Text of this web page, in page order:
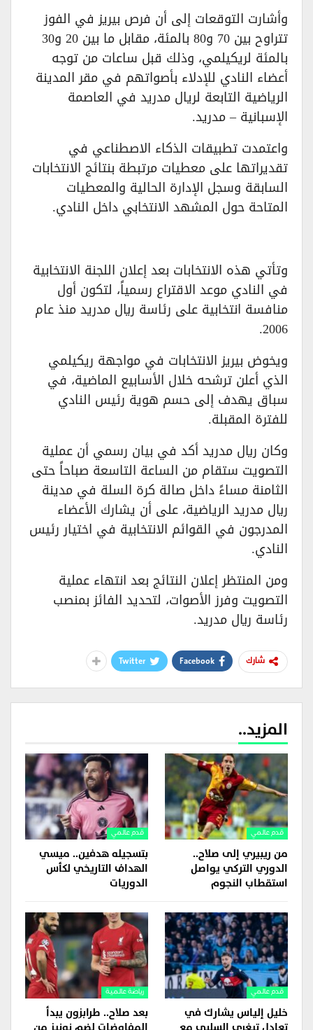
وأشارت التوقعات إلى أن فرص بيريز في الفوز
تتراوح بين 70 و80 بالمئة، مقابل ما بين 20 و30
بالمئة لريكيلمي، وذلك قبل ساعات من توجه
أعضاء النادي للإدلاء بأصواتهم في مقر المدينة
الرياضية التابعة لريال مدريد في العاصمة
الإسبانية – مدريد.
واعتمدت تطبيقات الذكاء الاصطناعي في
تقديراتها على معطيات مرتبطة بنتائج الانتخابات
السابقة وسجل الإدارة الحالية والمعطيات
المتاحة حول المشهد الانتخابي داخل النادي.
وتأتي هذه الانتخابات بعد إعلان اللجنة الانتخابية
في النادي موعد الاقتراع رسمياً، لتكون أول
منافسة انتخابية على رئاسة ريال مدريد منذ عام
2006.
ويخوض بيريز الانتخابات في مواجهة ريكيلمي
الذي أعلن ترشحه خلال الأسابيع الماضية، في
سباق يهدف إلى حسم هوية رئيس النادي
للفترة المقبلة.
وكان ريال مدريد أكد في بيان رسمي أن عملية
التصويت ستقام من الساعة التاسعة صباحاً حتى
الثامنة مساءً داخل صالة كرة السلة في مدينة
ريال مدريد الرياضية، على أن يشارك الأعضاء
المدرجون في القوائم الانتخابية في اختيار رئيس
النادي.
ومن المنتظر إعلان النتائج بعد انتهاء عملية
التصويت وفرز الأصوات، لتحديد الفائز بمنصب
رئاسة ريال مدريد.
شارك Facebook
Twitter
المزيد..
قدم عالمي
من ريبيري إلى صلاح..
الدوري التركي يواصل
استقطاب النجوم
قدم عالمي
بتسجيله هدفين.. ميسي
الهداف التاريخي لكأس
الدوريات
قدم عالمي
خليل إلياس يشارك في
رياضة عالمية
بعد صلاح.. طرابزون يبدأ